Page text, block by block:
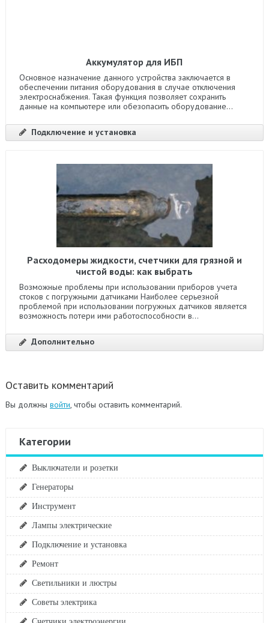
Аккумулятор для ИБП
Основное назначение данного устройства заключается в
обеспечении питания оборудования в случае отключения
электроснабжения. Такая функция позволяет сохранить
данные на компьютере или обезопасить оборудование...
Подключение и установка
Расходомеры жидкости, счетчики для грязной и
чистой воды: как выбрать
Возможные проблемы при использовании приборов учета
стоков с погружными датчиками Наиболее серьезной
проблемой при использовании погружных датчиков является
возможность потери ими работоспособности в...
Дополнительно
Оставить комментарий
Вы должны войти , чтобы оставить комментарий.
Категории
Выключатели и розетки
Генераторы
Инструмент
Лампы электрические
Подключение и установка
Ремонт
Светильники и люстры
Советы электрика
Счетчики электроэнергии